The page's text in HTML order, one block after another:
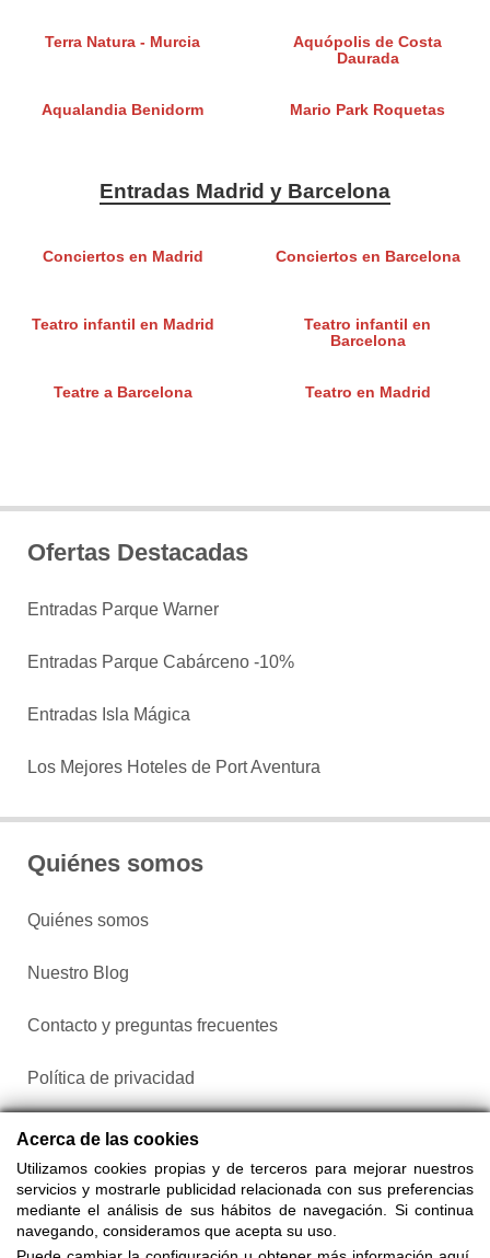
Terra Natura - Murcia
Aquópolis de Costa
Daurada
Aqualandia Benidorm Mario Park Roquetas
Entradas Madrid y Barcelona
Conciertos en Madrid Conciertos en Barcelona
Teatro infantil en Madrid
Teatro infantil en
Barcelona
Teatre a Barcelona Teatro en Madrid
Ofertas Destacadas
Entradas Parque Warner
Entradas Parque Cabárceno -10%
Entradas Isla Mágica
Los Mejores Hoteles de Port Aventura
Quiénes somos
Quiénes somos
Nuestro Blog
Contacto y preguntas frecuentes
Política de privacidad
Configurar cookies
Acerca de las cookies
Utilizamos cookies propias y de terceros para mejorar nuestros
servicios y mostrarle publicidad relacionada con sus preferencias
mediante el análisis de sus hábitos de navegación. Si continua
navegando, consideramos que acepta su uso.